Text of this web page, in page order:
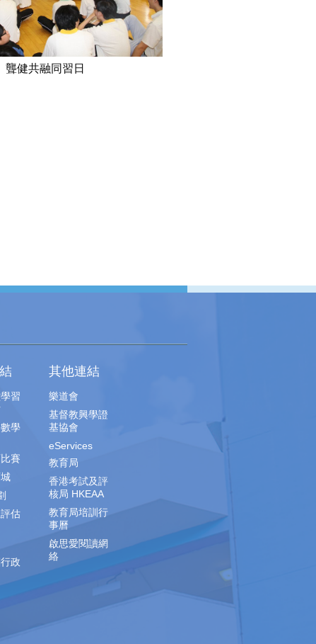
聾健共融同習日
習
學
賽
估
政
其他連結
樂道會
基督教興學證
基協會
eServices
教育局
香港考試及評
核局 HKEAA
教育局培訓行
事曆
啟思愛閱讀網
絡